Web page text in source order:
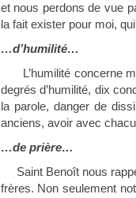
et nous perdons de vue
la fait exister pour moi,
…d’humilité…
L’humilité concerne
degrés d’humilité, dix
la parole, danger de
anciens, avoir avec
…de prière…
Saint Benoît nous
frères. Non seulement